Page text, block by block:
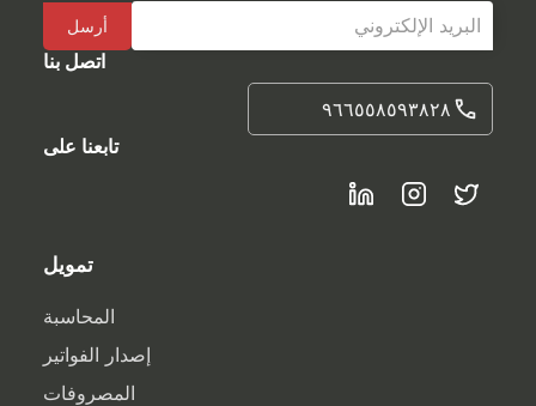
اتصل بنا
٩٦٦٥٥٨٥٩٣٨٢٨
تابعنا على
تمويل
المحاسبة
إصدار الفواتير
المصروفات